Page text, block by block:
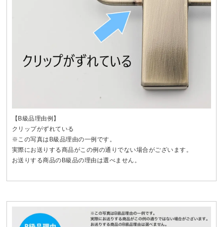
【B級品理由例】
クリップがずれている
※この写真はB級品理由の一例です。
実際にお送りする商品がこの例の通りでない場合がございます。
お送りする商品のB級品の理由は選べません。